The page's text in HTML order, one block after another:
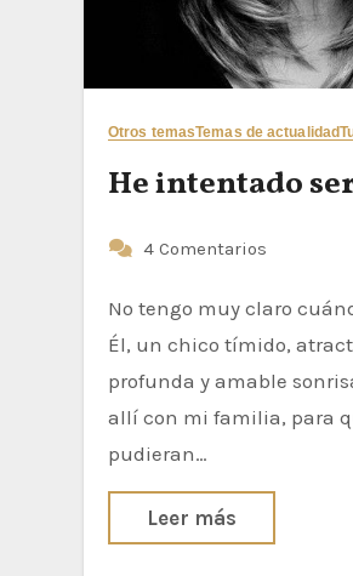
Otros temasTemas de actualidad
He intentado
4 Comentarios
No tengo muy claro cuándo nos conocimos.
Él, un chico tímido,
profunda y amable
allí con mi familia, para
pudieran…
Leer más